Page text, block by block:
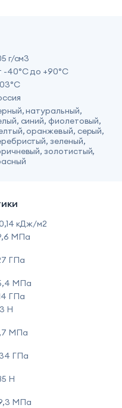
г/см3
-40°С до +90°С
натуральный,
синий, фиолетовый,
оранжевый, серый,
зеленый,
золотистый,
кДж/м2
МПа
ГПа
МПа
ГПа
Н
МПа
ГПа
Н
МПа